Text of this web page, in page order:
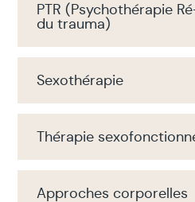
PTR (Psychothérapie
du trauma)
Sexothérapie
Thérapie
Approches corporelles